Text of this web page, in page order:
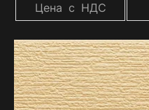
Цена с НДС